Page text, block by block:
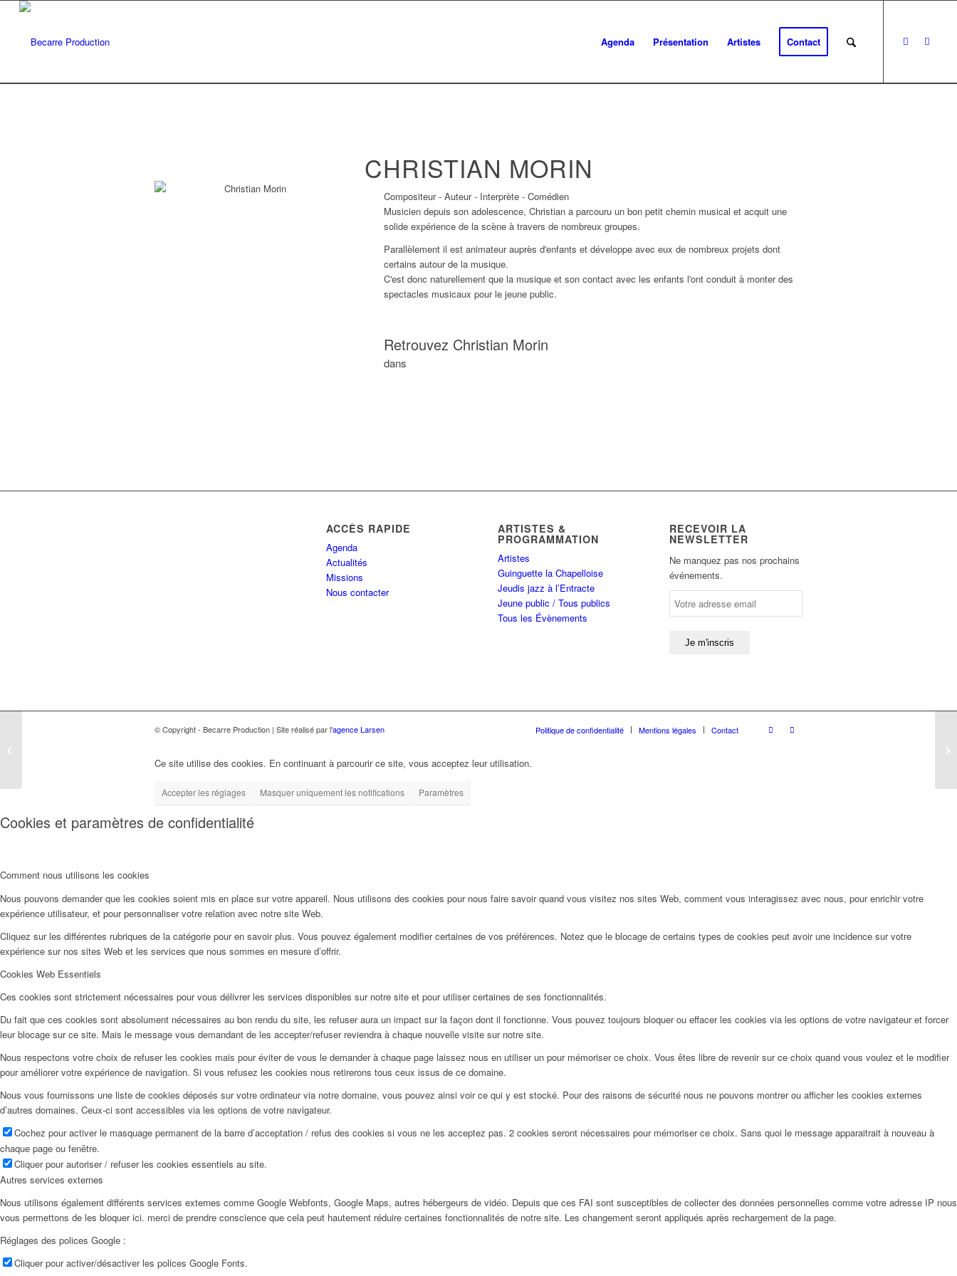
Agenda Présentation Artistes Contact
CHRISTIAN MORIN
Christian Morin
Compositeur - Auteur - Interprète - Comédien
Musicien depuis son adolescence, Christian a parcouru un bon petit chemin musical et acquit une
solide expérience de la scène à travers de nombreux groupes.
Parallèlement il est animateur auprès d'enfants et développe avec eux de nombreux projets dont
certains autour de la musique.
C'est donc naturellement que la musique et son contact avec les enfants l'ont conduit à monter des
spectacles musicaux pour le jeune public.
Retrouvez Christian Morin
dans
ACCÈS RAPIDE
Agenda
Actualités
Missions
Nous contacter
ARTISTES &
PROGRAMMATION
Artistes
Guinguette la Chapelloise
Jeudis jazz à l’Entracte
Jeune public / Tous publics
Tous les Évènements
RECEVOIR LA
NEWSLETTER
Ne manquez pas nos prochains
événements.
© Copyright - Becarre Production | Site réalisé par l'agence Larsen Politique de confidentialité Mentions légales Contact
Ce site utilise des cookies. En continuant à parcourir ce site, vous acceptez leur utilisation.
Accepter les réglages Masquer uniquement les notifications Paramètres
Cookies et paramètres de confidentialité
Comment nous utilisons les cookies
Nous pouvons demander que les cookies soient mis en place sur votre appareil. Nous utilisons des cookies pour nous faire savoir quand vous visitez nos sites Web, comment vous interagissez avec nous, pour enrichir votre
expérience utilisateur, et pour personnaliser votre relation avec notre site Web.
Cliquez sur les différentes rubriques de la catégorie pour en savoir plus. Vous pouvez également modifier certaines de vos préférences. Notez que le blocage de certains types de cookies peut avoir une incidence sur votre
expérience sur nos sites Web et les services que nous sommes en mesure d’offrir.
Cookies Web Essentiels
Ces cookies sont strictement nécessaires pour vous délivrer les services disponibles sur notre site et pour utiliser certaines de ses fonctionnalités.
Du fait que ces cookies sont absolument nécessaires au bon rendu du site, les refuser aura un impact sur la façon dont il fonctionne. Vous pouvez toujours bloquer ou effacer les cookies via les options de votre navigateur et forcer
leur blocage sur ce site. Mais le message vous demandant de les accepter/refuser reviendra à chaque nouvelle visite sur notre site.
Nous respectons votre choix de refuser les cookies mais pour éviter de vous le demander à chaque page laissez nous en utiliser un pour mémoriser ce choix. Vous êtes libre de revenir sur ce choix quand vous voulez et le modifier
pour améliorer votre expérience de navigation. Si vous refusez les cookies nous retirerons tous ceux issus de ce domaine.
Nous vous fournissons une liste de cookies déposés sur votre ordinateur via notre domaine, vous pouvez ainsi voir ce qui y est stocké. Pour des raisons de sécurité nous ne pouvons montrer ou afficher les cookies externes
d’autres domaines. Ceux-ci sont accessibles via les options de votre navigateur.
Cochez pour activer le masquage permanent de la barre d’acceptation / refus des cookies si vous ne les acceptez pas. 2 cookies seront nécessaires pour mémoriser ce choix. Sans quoi le message apparaitrait à nouveau à
chaque page ou fenêtre.
Cliquer pour autoriser / refuser les cookies essentiels au site.
Autres services externes
Nous utilisons également différents services externes comme Google Webfonts, Google Maps, autres hébergeurs de vidéo. Depuis que ces FAI sont susceptibles de collecter des données personnelles comme votre adresse IP nous
vous permettons de les bloquer ici. merci de prendre conscience que cela peut hautement réduire certaines fonctionnalités de notre site. Les changement seront appliqués après rechargement de la page.
Réglages des polices Google :
Cliquer pour activer/désactiver les polices Google Fonts.